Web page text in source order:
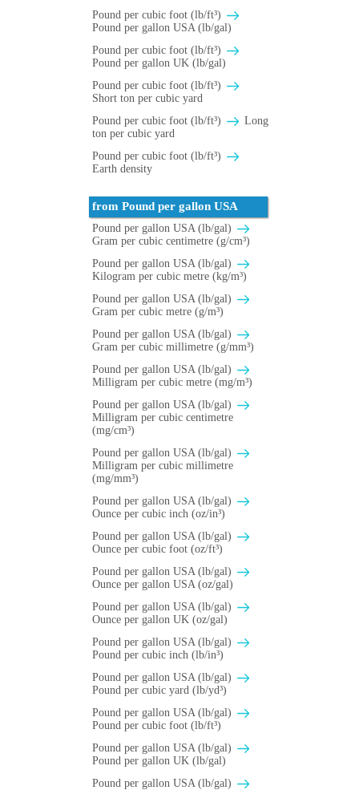
Pound per cubic foot (lb/ft³)
Pound per gallon USA (lb/gal)
Pound per cubic foot (lb/ft³)
Pound per gallon UK (lb/gal)
Pound per cubic foot (lb/ft³)
Short ton per cubic yard
Pound per cubic foot (lb/ft³)
Long
ton per cubic yard
Pound per cubic foot (lb/ft³)
Earth density
from Pound per gallon USA
Pound per gallon USA (lb/gal)
Gram per cubic centimetre (g/cm³)
Pound per gallon USA (lb/gal)
Kilogram per cubic metre (kg/m³)
Pound per gallon USA (lb/gal)
Gram per cubic metre (g/m³)
Pound per gallon USA (lb/gal)
Gram per cubic millimetre (g/mm³)
Pound per gallon USA (lb/gal)
Milligram per cubic metre (mg/m³)
Pound per gallon USA (lb/gal)
Milligram per cubic centimetre
(mg/cm³)
Pound per gallon USA (lb/gal)
Milligram per cubic millimetre
(mg/mm³)
Pound per gallon USA (lb/gal)
Ounce per cubic inch (oz/in³)
Pound per gallon USA (lb/gal)
Ounce per cubic foot (oz/ft³)
Pound per gallon USA (lb/gal)
Ounce per gallon USA (oz/gal)
Pound per gallon USA (lb/gal)
Ounce per gallon UK (oz/gal)
Pound per gallon USA (lb/gal)
Pound per cubic inch (lb/in³)
Pound per gallon USA (lb/gal)
Pound per cubic yard (lb/yd³)
Pound per gallon USA (lb/gal)
Pound per cubic foot (lb/ft³)
Pound per gallon USA (lb/gal)
Pound per gallon UK (lb/gal)
Pound per gallon USA (lb/gal)